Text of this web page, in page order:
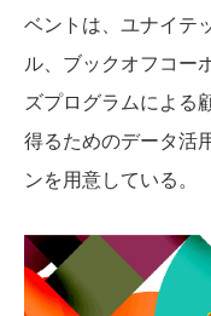
ベントは、ユナイテ
ル、ブックオフコー
ズプログラムによる
得るためのデータ活
ンを用意している。